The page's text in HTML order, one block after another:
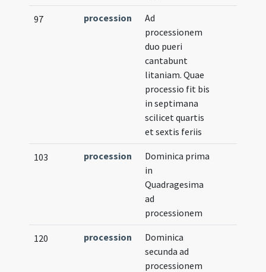
97 procession
Ad
processionem
duo pueri
cantabunt
litaniam. Quae
processio fit bis
in septimana
scilicet quartis
et sextis feriis
103 procession
Dominica prima
in
Quadragesima
ad
processionem
120 procession
Dominica
secunda ad
processionem